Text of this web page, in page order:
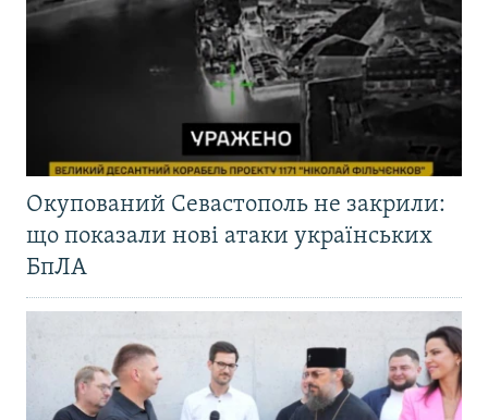
Окупований Севастополь не закрили:
що показали нові атаки українських
БпЛА